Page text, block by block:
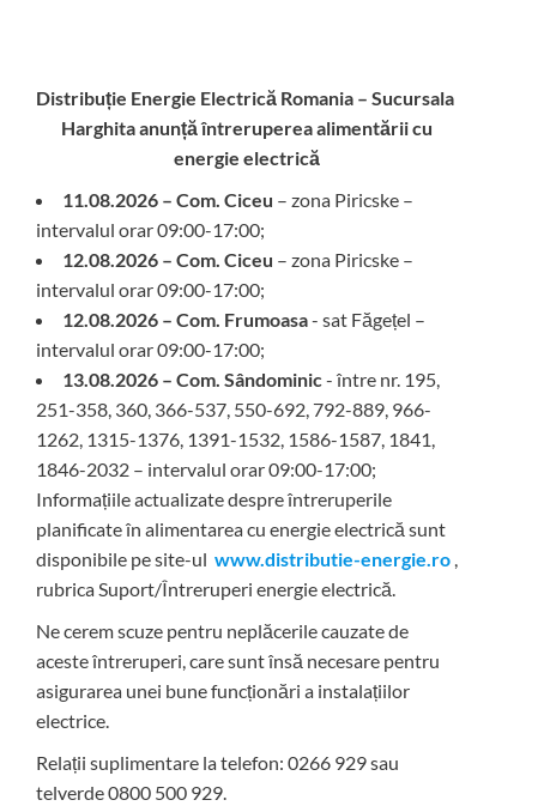
Distribuție Energie Electrică Romania – Sucursala
Harghitaanunță întreruperea alimentării cu
energie electrică
11.08.2026 – Com. Ciceu – zona Piricske –
intervalul orar 09:00-17:00;
12.08.2026 – Com. Ciceu – zona Piricske –
intervalul orar 09:00-17:00;
12.08.2026 – Com. Frumoasa- sat Făgețel –
intervalul orar 09:00-17:00;
13.08.2026 – Com. Sândominic- între nr. 195,
251-358, 360, 366-537, 550-692, 792-889, 966-
1262, 1315-1376, 1391-1532, 1586-1587, 1841,
1846-2032 – intervalul orar 09:00-17:00;
Informațiile actualizate despre întreruperile
planificate în alimentarea cu energie electrică sunt
disponibile pe site-ul www.distributie-energie.ro ,
rubrica Suport/Întreruperi energie electrică.
Ne cerem scuze pentru neplăcerile cauzate de
aceste întreruperi, care sunt însă necesare pentru
asigurarea unei bune funcționări a instalațiilor
electrice.
Relații suplimentare la telefon: 0266 929 sau
telverde 0800 500 929.